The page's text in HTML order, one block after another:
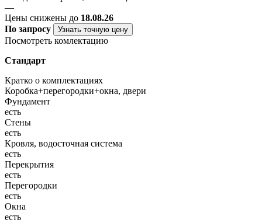
—
Цены снижены до 18.08.26
По запросу
Узнать точную цену
Посмотреть комлектацию
Стандарт
Кратко о комплектациях
Коробка+перегородки+окна, двери
Фундамент
есть
Стены
есть
Кровля, водосточная система
есть
Перекрытия
есть
Перегородки
есть
Окна
есть